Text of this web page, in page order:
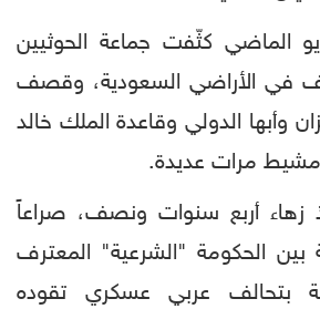
الماضي كثّفت جماعة الحوثيين
في الأراضي السعودية، وقصف
وأبها الدولي وقاعدة الملك خالد
مرات عديدة.
زهاء أربع سنوات ونصف، صراعاً
بين الحكومة "الشرعية" المعترف
بتحالف عربي عسكري تقوده